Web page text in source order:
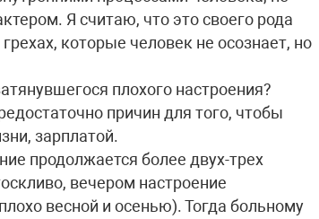
Я считаю, что это своего рода
которые человек не осознает, но
плохого настроения?
причин для того, чтобы
зарплатой.
продолжается более двух-трех
вечером настроение
весной и осенью). Тогда больному